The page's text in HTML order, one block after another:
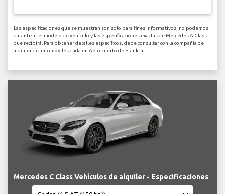
Las especificaciones que se muestran son solo para fines informativos, no podemos
garantizar el modelo de vehículo y las especificaciones exactas de Mercedes A Class
que recibirá. Para obtener detalles específicos, debe consultar con la compañía de
alquiler de automóviles dada en Aeropuerto de Frankfurt.
Mercedes C Class Vehículos de alquiler - Especificaciones